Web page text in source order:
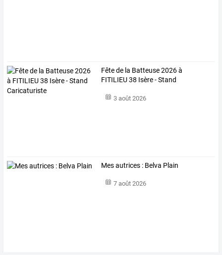
Fête de la Batteuse 2026 à
FITILIEU 38 Isère - Stand
3 août 2026
Mes autrices : Belva Plain
7 août 2026